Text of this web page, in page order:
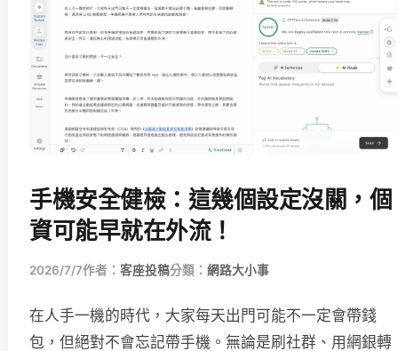
手機安全健檢：這幾個設定沒關，個
資可能早就在外流！
2026/7/7作者： 客座投稿分類： 網路大小事
在人手一機的時代，大家每天出門可能不一定會帶錢
包，但絕對不會忘記帶手機。無論是刷社群、用網銀轉